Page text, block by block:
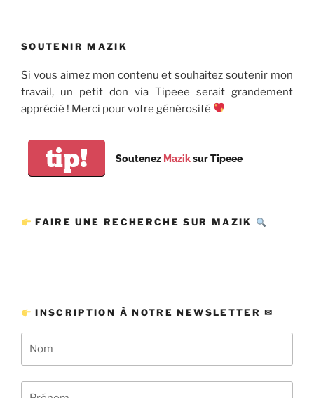
SOUTENIR MAZIK
Si vous aimez mon contenu et souhaitez soutenir mon
travail, un petit don via Tipeee serait grandement
apprécié ! Merci pour votre générosité
tip! Soutenez Maziksur Tipeee
FAIRE UNE RECHERCHE SUR MAZIK
INSCRIPTION À NOTRE NEWSLETTER ✉